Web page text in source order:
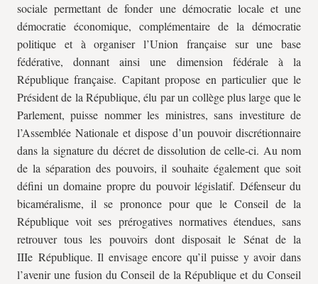
sociale permettant de fonder une démocratie locale et une
démocratie économique, complémentaire de la démocratie
politique et à organiser l’Union française sur une base
fédérative, donnant ainsi une dimension fédérale à la
République française. Capitant propose en particulier que le
Président de la République, élu par un collège plus large que le
Parlement, puisse nommer les ministres, sans investiture de
l’Assemblée Nationale et dispose d’un pouvoir discrétionnaire
dans la signature du décret de dissolution de celle-ci. Au nom
de la séparation des pouvoirs, il souhaite également que soit
défini un domaine propre du pouvoir législatif. Défenseur du
bicaméralisme, il se prononce pour que le Conseil de la
République voit ses prérogatives normatives étendues, sans
retrouver tous les pouvoirs dont disposait le Sénat de la
IIIe République. Il envisage encore qu’il puisse y avoir dans
l’avenir une fusion du Conseil de la République et du Conseil